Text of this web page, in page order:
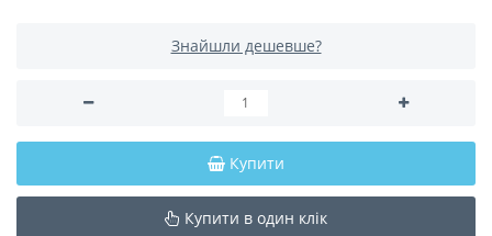
Знайшли дешевше?
Купити
Купити в один клік